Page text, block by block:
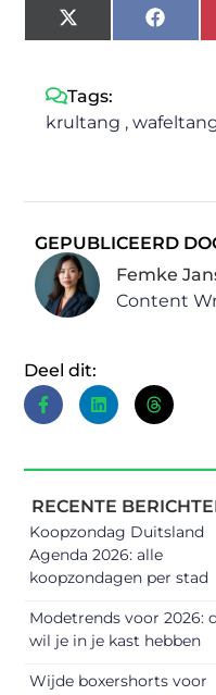
X
(Twitter)
Tags:
krultang ,
GEPUBLICEERD
Femke
Content
Deel dit:
RECENTE
Koopzondag Duitsland
Agenda 2026: alle
koopzondagen per stad
Modetrends voor 2026:
wil je in je kast hebben
Wijde boxershorts voor